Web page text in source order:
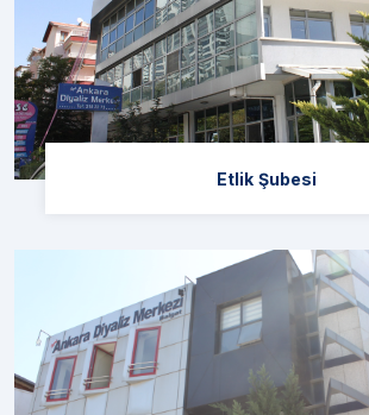
Etlik Şubesi